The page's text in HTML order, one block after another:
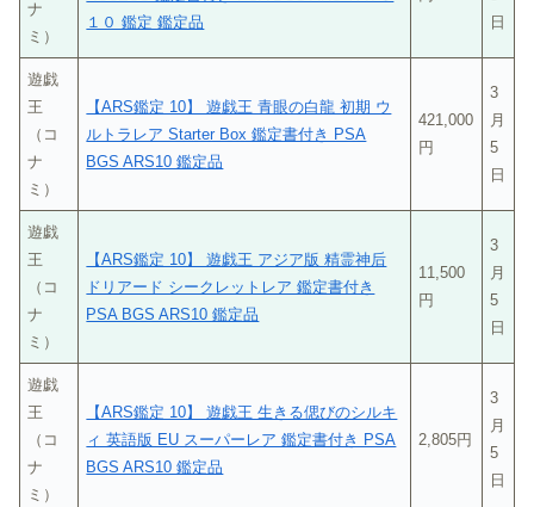
ナ
ミ）
１０ 鑑定 鑑定品
日
遊戯
王
（コ
ナ
ミ）
【ARS鑑定 10】 遊戯王 青眼の白龍 初期 ウ
ルトラレア Starter Box 鑑定書付き PSA
BGS ARS10 鑑定品
421,000
円
3
月
5
日
遊戯
王
（コ
ナ
ミ）
【ARS鑑定 10】 遊戯王 アジア版 精霊神后
ドリアード シークレットレア 鑑定書付き
PSA BGS ARS10 鑑定品
11,500
円
3
月
5
日
遊戯
王
（コ
ナ
ミ）
【ARS鑑定 10】 遊戯王 生きる偲びのシルキ
ィ 英語版 EU スーパーレア 鑑定書付き PSA
BGS ARS10 鑑定品
2,805円
3
月
5
日